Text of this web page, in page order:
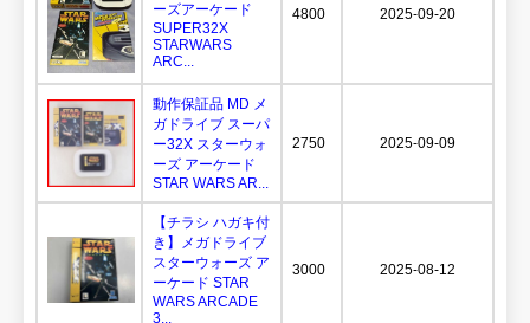
ーズアーケード
SUPER32X
STARWARS
ARC...
4800 2025-09-20
動作保証品 MD メ
ガドライブ スーパ
ー32X スターウォ
ーズ アーケード
STAR WARS AR...
2750 2025-09-09
【チラシ ハガキ付
き】メガドライブ
スターウォーズ ア
ーケード STAR
WARS ARCADE
3...
3000 2025-08-12